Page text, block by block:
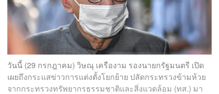
วันนี้ (29 กรกฎาคม) วิษณุ เครืองาม รองนายกรัฐมนตรี เปิด
เผยถึงกระแสข่าวการแต่งตั้งโยกย้าย ปลัดกระทรวงข้ามห้วย
จากกระทรวงทรัพยากรธรรมชาติและสิ่งแวดล้อม (ทส.) มา